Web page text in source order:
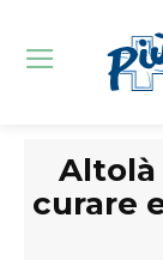
Altolà
curare